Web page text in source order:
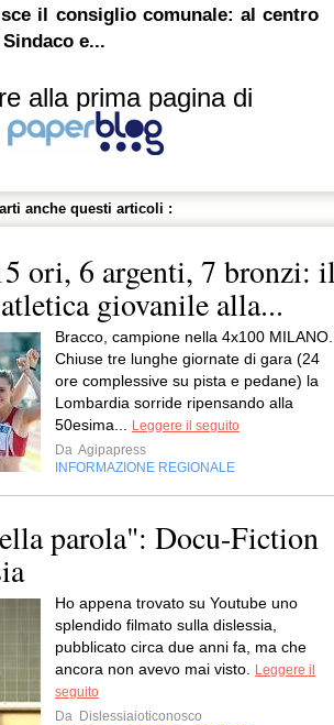
il consiglio comunale: al centro
e...
alla prima pagina di
anche questi articoli :
ori, 6 argenti, 7 bronzi:
giovanile alla...
Bracco, campione nella 4x100 MILANO.
Chiuse tre lunghe giornate di gara (24
ore complessive su pista e pedane) la
Lombardia sorride ripensando alla
50esima...
Leggere il seguito
Da Agipapress
INFORMAZIONE REGIONALE
parola": Docu-Fiction
Ho appena trovato su Youtube uno
splendido filmato sulla dislessia,
pubblicato circa due anni fa, ma che
ancora non avevo mai visto.
Leggere il
seguito
Da Dislessiaioticonosco